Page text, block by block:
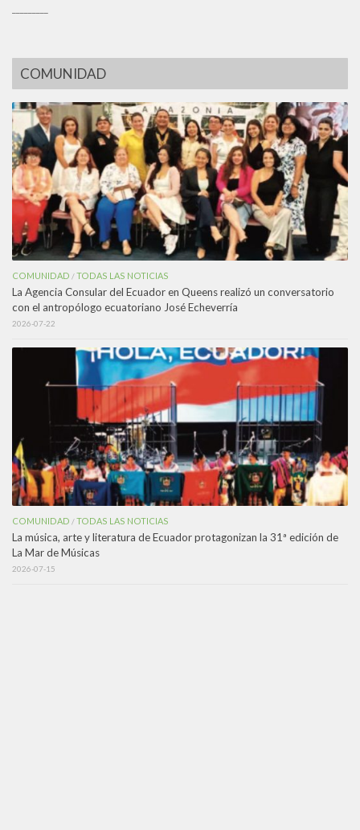
COMUNIDAD
COMUNIDAD /TODAS LAS NOTICIAS
La Agencia Consular del Ecuador en Queens realizó un conversatorio
con el antropólogo ecuatoriano José Echeverría
2026-07-22
COMUNIDAD /TODAS LAS NOTICIAS
La música, arte y literatura de Ecuador protagonizan la 31ª edición de
La Mar de Músicas
2026-07-15